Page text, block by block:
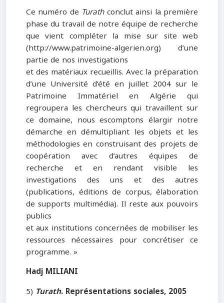
Ce numéro de Turathconclut ainsi la première
phase du travail de notre équipe de recherche
que vient compléter la mise sur site web
(http://www.patrimoine-algerien.org) d’une
partie de nos investigations
et des matériaux recueillis. Avec la préparation
d’une Université d’été en juillet 2004 sur le
Patrimoine Immatériel en Algérie qui
regroupera les chercheurs qui travaillent sur
ce domaine, nous escomptons élargir notre
démarche en démultipliant les objets et les
méthodologies en construisant des projets de
coopération avec d’autres équipes de
recherche et en rendant visible les
investigations des uns et des autres
(publications, éditions de corpus, élaboration
de supports multimédia). Il reste aux pouvoirs
publics
et aux institutions concernées de mobiliser les
ressources nécessaires pour concrétiser ce
programme. »
Hadj MILIANI
5) Turath. Représentations sociales, 2005